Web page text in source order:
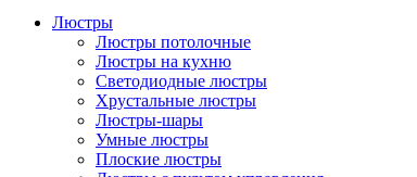
Люстры
Люстры потолочные
Люстры на кухню
Светодиодные люстры
Хрустальные люстры
Люстры-шары
Умные люстры
Плоские люстры